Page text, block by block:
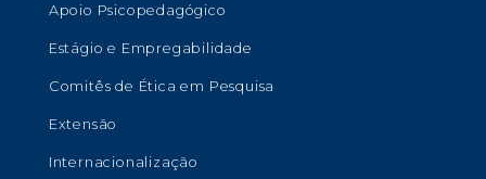
Apoio Psicopedagógico
Estágio e Empregabilidade
Comitês de Ética em Pesquisa
Extensão
Internacionalização